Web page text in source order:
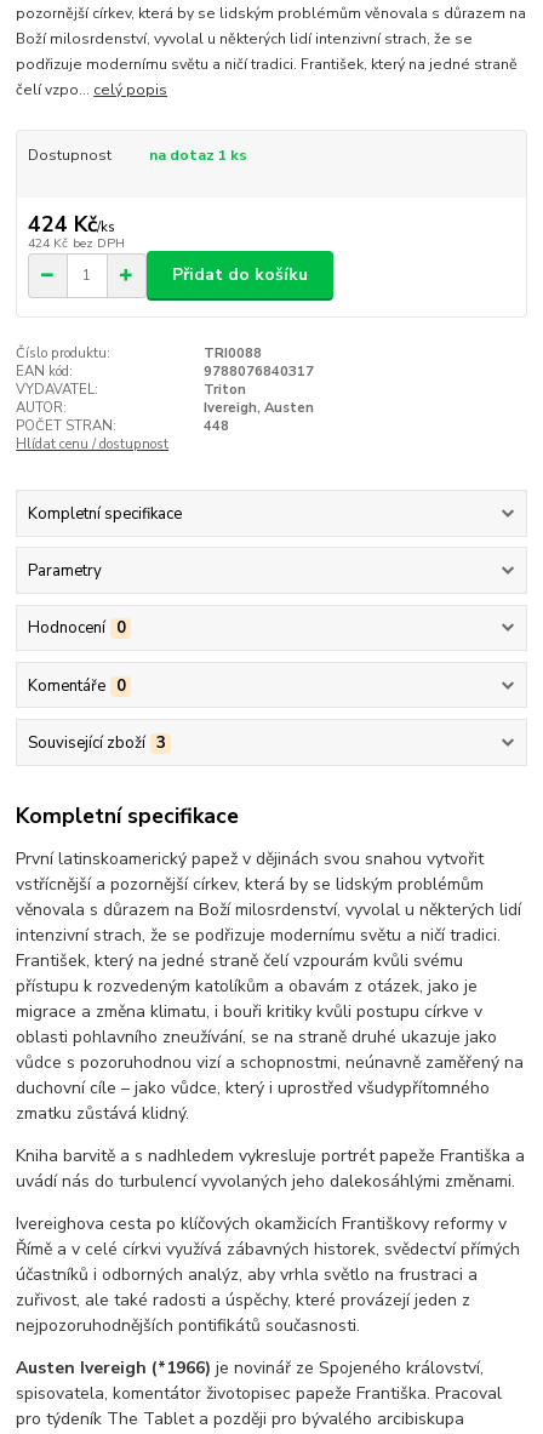
pozornější církev, která by se lidským problémům věnovala s důrazem na
Boží milosrdenství, vyvolal u některých lidí intenzivní strach, že se
podřizuje modernímu světu a ničí tradici. František, který na jedné straně
čelí vzpo... celý popis
Dostupnost na dotaz 1 ks
424 Kč/ks
424 Kč bez DPH
Přidat do košíku
Číslo produktu:
TRI0088
EAN kód:
9788076840317
VYDAVATEL:
Triton
AUTOR:
Ivereigh, Austen
POČET STRAN:
448
Hlídat cenu / dostupnost
Kompletní specifikace
Parametry
Hodnocení 0
Komentáře 0
Související zboží 3
Kompletní specifikace
První latinskoamerický papež v dějinách svou snahou vytvořit
vstřícnější a pozornější církev, která by se lidským problémům
věnovala s důrazem na Boží milosrdenství, vyvolal u některých lidí
intenzivní strach, že se podřizuje modernímu světu a ničí tradici.
František, který na jedné straně čelí vzpourám kvůli svému
přístupu k rozvedeným katolíkům a obavám z otázek, jako je
migrace a změna klimatu, i bouři kritiky kvůli postupu církve v
oblasti pohlavního zneužívání, se na straně druhé ukazuje jako
vůdce s pozoruhodnou vizí a schopnostmi, neúnavně zaměřený na
duchovní cíle – jako vůdce, který i uprostřed všudypřítomného
zmatku zůstává klidný.
Kniha barvitě a s nadhledem vykresluje portrét papeže Františka a
uvádí nás do turbulencí vyvolaných jeho dalekosáhlými změnami.
Ivereighova cesta po klíčových okamžicích Františkovy reformy v
Římě a v celé církvi využívá zábavných historek, svědectví přímých
účastníků i odborných analýz, aby vrhla světlo na frustraci a
zuřivost, ale také radosti a úspěchy, které provázejí jeden z
nejpozoruhodnějších pontifikátů současnosti.
Austen Ivereigh (*1966) je novinář ze Spojeného království,
spisovatela, komentátor životopisec papeže Františka. Pracoval
pro týdeník The Tablet a později pro bývalého arcibiskupa